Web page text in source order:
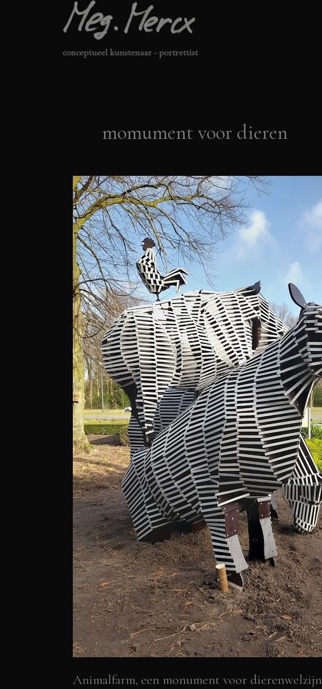
conceptueel kunstenaar - portrettist
momument voor dieren
Animalfarm, een monument voor dierenwelzijn